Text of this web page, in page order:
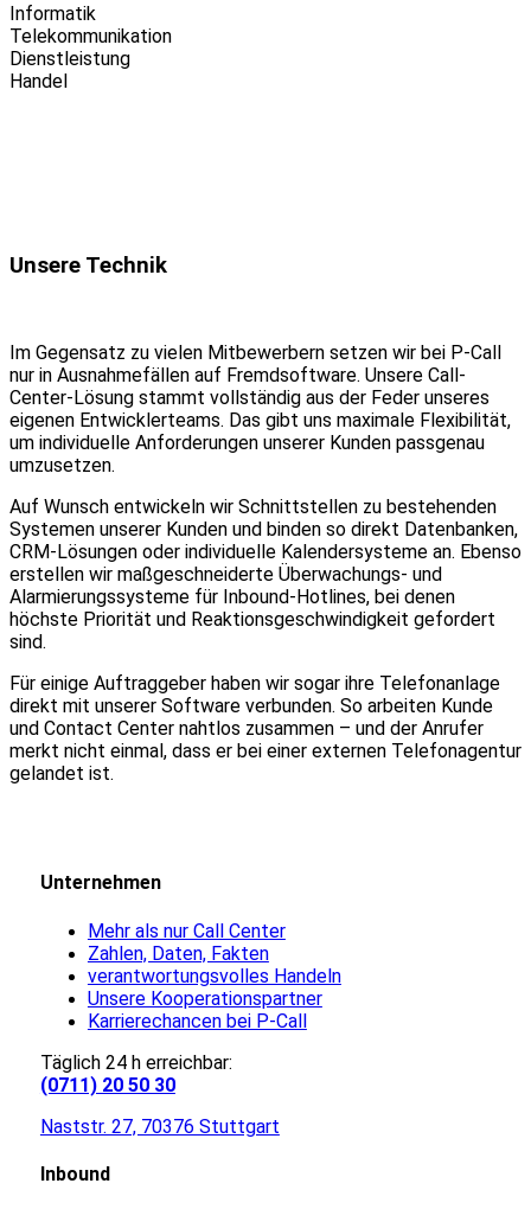
Informatik
Telekommunikation
Dienstleistung
Handel
Unsere Technik
Im Gegensatz zu vielen Mitbewerbern setzen wir bei P-Call
nur in Ausnahmefällen auf Fremdsoftware. Unsere Call-
Center-Lösung stammt vollständig aus der Feder unseres
eigenen Entwicklerteams. Das gibt uns maximale Flexibilität,
um individuelle Anforderungen unserer Kunden passgenau
umzusetzen.
Auf Wunsch entwickeln wir Schnittstellen zu bestehenden
Systemen unserer Kunden und binden so direkt Datenbanken,
CRM-Lösungen oder individuelle Kalendersysteme an. Ebenso
erstellen wir maßgeschneiderte Überwachungs- und
Alarmierungssysteme für Inbound-Hotlines, bei denen
höchste Priorität und Reaktionsgeschwindigkeit gefordert
sind.
Für einige Auftraggeber haben wir sogar ihre Telefonanlage
direkt mit unserer Software verbunden. So arbeiten Kunde
und Contact Center nahtlos zusammen – und der Anrufer
merkt nicht einmal, dass er bei einer externen Telefonagentur
gelandet ist.
Unternehmen
Mehr als nur Call Center
Zahlen, Daten, Fakten
verantwortungsvolles Handeln
Unsere Kooperationspartner
Karrierechancen bei P-Call
Täglich 24 h erreichbar:
(0711) 20 50 30
Naststr. 27, 70376 Stuttgart
Inbound